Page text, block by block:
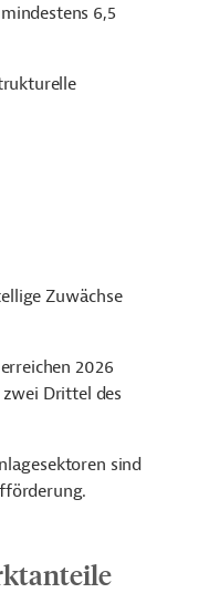
6,5
Zuwächse
2026
Drittel des
sind